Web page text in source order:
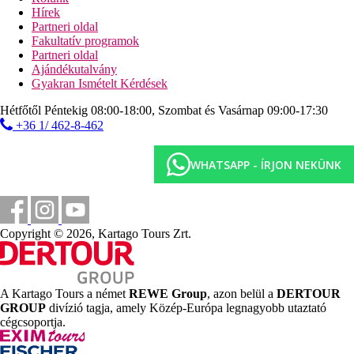
eltérhetnek.
Szálláshely besorolás
Az adott ország hivatalos besorolása: 4*.
Távolságok
400 m
400 m
Vásárlás
600 m
Távolság a tengerparttól
Strand
Napágyak a strandon térítés ellenében
Hírek
Partneri oldal
Fakultatív programok
Partneri oldal
Ajándékutalvány
Gyakran Ismételt Kérdések
Hétfőtől Péntekig 08:00-18:00, Szombat és Vasárnap 09:00-17:30
+36 1/ 462-8-462
WHATSAPP - ÍRJON NEKÜNK
Copyright © 2026, Kartago Tours Zrt.
A Kartago Tours a német REWE Group, azon belül a DERTOUR
GROUP divízió tagja, amely Közép-Európa legnagyobb utaztató
cégcsoportja.